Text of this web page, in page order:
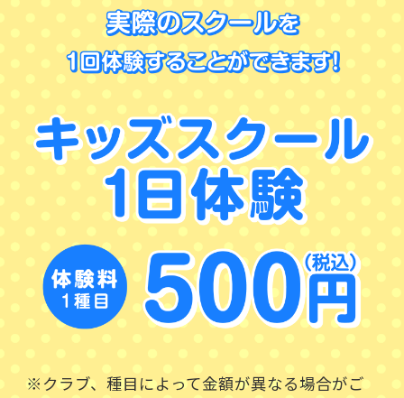
※クラブ、種目によって金額が異なる場合がご